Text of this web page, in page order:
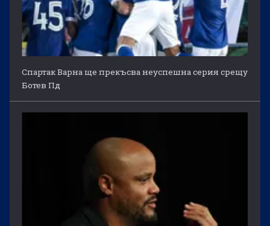
Спартак Варна ще прекъсва неуспешна серия срещу
Ботев Пд